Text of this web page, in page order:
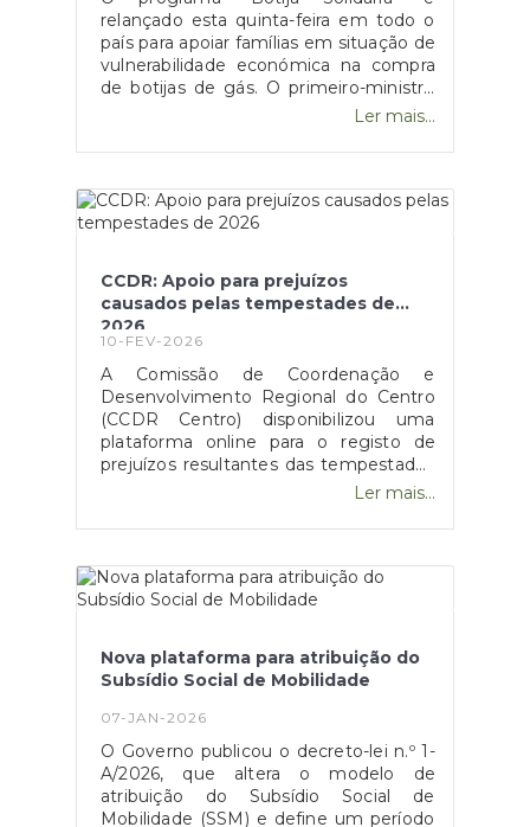
relançado esta quinta-feira em todo o
país para apoiar famílias em situação de
vulnerabilidade económica na compra
de botijas de gás. O primeiro-ministro
Luís Montenegro anunciou o aumento
durante os próximos três meses,
da guerra no Médio Oriente.
Ler mais...
CCDR: Apoio para prejuízos
causados pelas tempestades de
2026
10-FEV-2026
A Comissão de Coordenação e
Desenvolvimento Regional do Centro
(CCDR Centro) disponibilizou uma
plataforma online para o registo de
prejuízos resultantes das tempestades
de 2026 que afetaram vários concelhos
cidadãos, empresas, agricultores e
danos em habitações, atividades
económicas, explorações agrícolas e
acesso a apoios técnicos e
financeiros.O registo dos prejuízos é
um passo essencial para a avaliação
dos danos e para a ativação dos
plataforma pode ser consultada no site
oficial da CCDR Centro.Esta
candidatura está disponível no site da
Ler mais...
Nova plataforma para atribuição do
Subsídio Social de Mobilidade
07-JAN-2026
O Governo publicou o decreto-lei n.º 1-
A/2026, que altera o modelo de
atribuição do Subsídio Social de
Mobilidade (SSM) e define um período